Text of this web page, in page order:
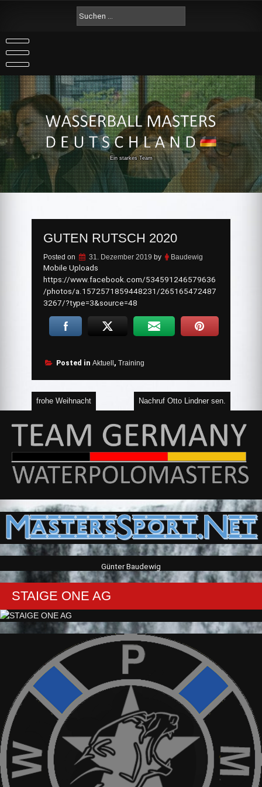
nach:
Ein starkes Team
GUTEN RUTSCH 2020
Posted on 31. Dezember 2019 by Baudewig
Mobile Uploads
https://www.facebook.com/534591246579636
/photos/a.1572571859448231/265165472487
3267/?type=3&source=48
Posted in Aktuell , Training
Beitragsnavigation
frohe Weihnacht Nachruf Otto Lindner sen.
Günter Baudewig
STAIGE ONE AG